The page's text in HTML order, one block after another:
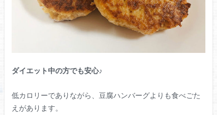
ダイエット中の方でも安心♪
低カロリーでありながら、豆腐ハンバーグよりも食べごた
えがあります。